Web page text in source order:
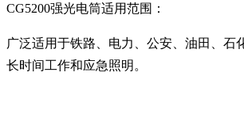
CG5200强光电筒适用范围：
广泛适用于铁路、电力、公安、油田、石
长时间工作和应急照明。